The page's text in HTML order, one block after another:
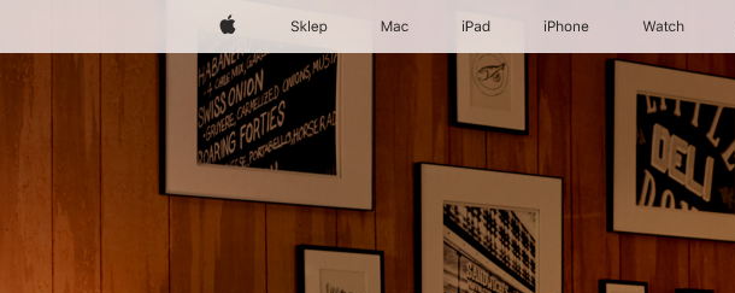
Apple Sklep Mac iPad iPhone Watch